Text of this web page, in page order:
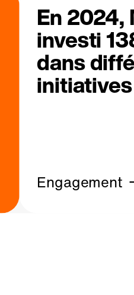
En 2024,
investi
dans
Engagement